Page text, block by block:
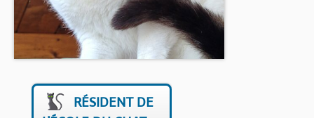
BOUTIQUE
FORUM
RÉSIDENT DE